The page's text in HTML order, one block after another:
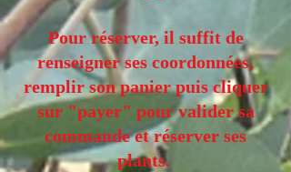
Pour réserver, il suffit de
renseigner ses coordonnées,
remplir son panier puis cliquer
sur "payer" pour valider sa
commande et réserver ses
plants.​